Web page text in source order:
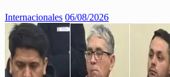
Internacionales 06/08/2026